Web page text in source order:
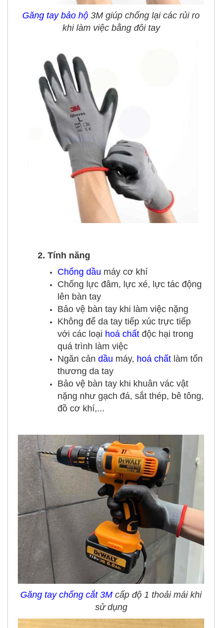
Găng tay bảo hộ 3M giúp chống lại các rủi ro
khi làm việc bằng đôi tay
2. Tính năng
Chống dầu máy cơ khí
Chống lực đâm, lực xé, lực tác động
lên bàn tay
Bảo vệ bàn tay khi làm việc nặng
Không để da tay tiếp xúc trực tiếp
với các loại hoá chất độc hại trong
quá trình làm việc
Ngăn cản dầu máy, hoá chất làm tổn
thương da tay
Bảo vệ bàn tay khi khuân vác vật
nặng như gạch đá, sắt thép, bê tông,
đồ cơ khí,...
Găng tay chống cắt 3M cấp độ 1 thoải mái khi
sử dụng